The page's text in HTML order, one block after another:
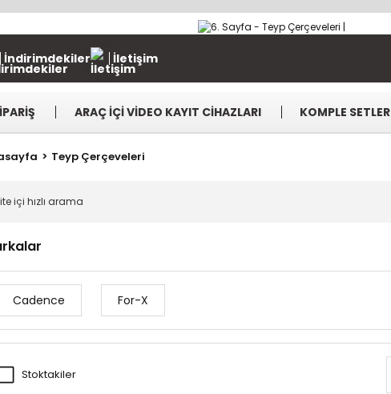
İndirimdekiler İletişim
ARAÇ İÇİ VİDEO KAYIT CİHAZLARI KOMPLE SETLER
Teyp Çerçeveleri
Cadence For-X
Stoktakiler